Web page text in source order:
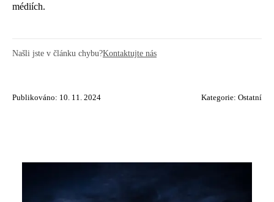
médiích.
Našli jste v článku chybu?Kontaktujte nás
Publikováno: 10. 11. 2024 Kategorie: Ostatní